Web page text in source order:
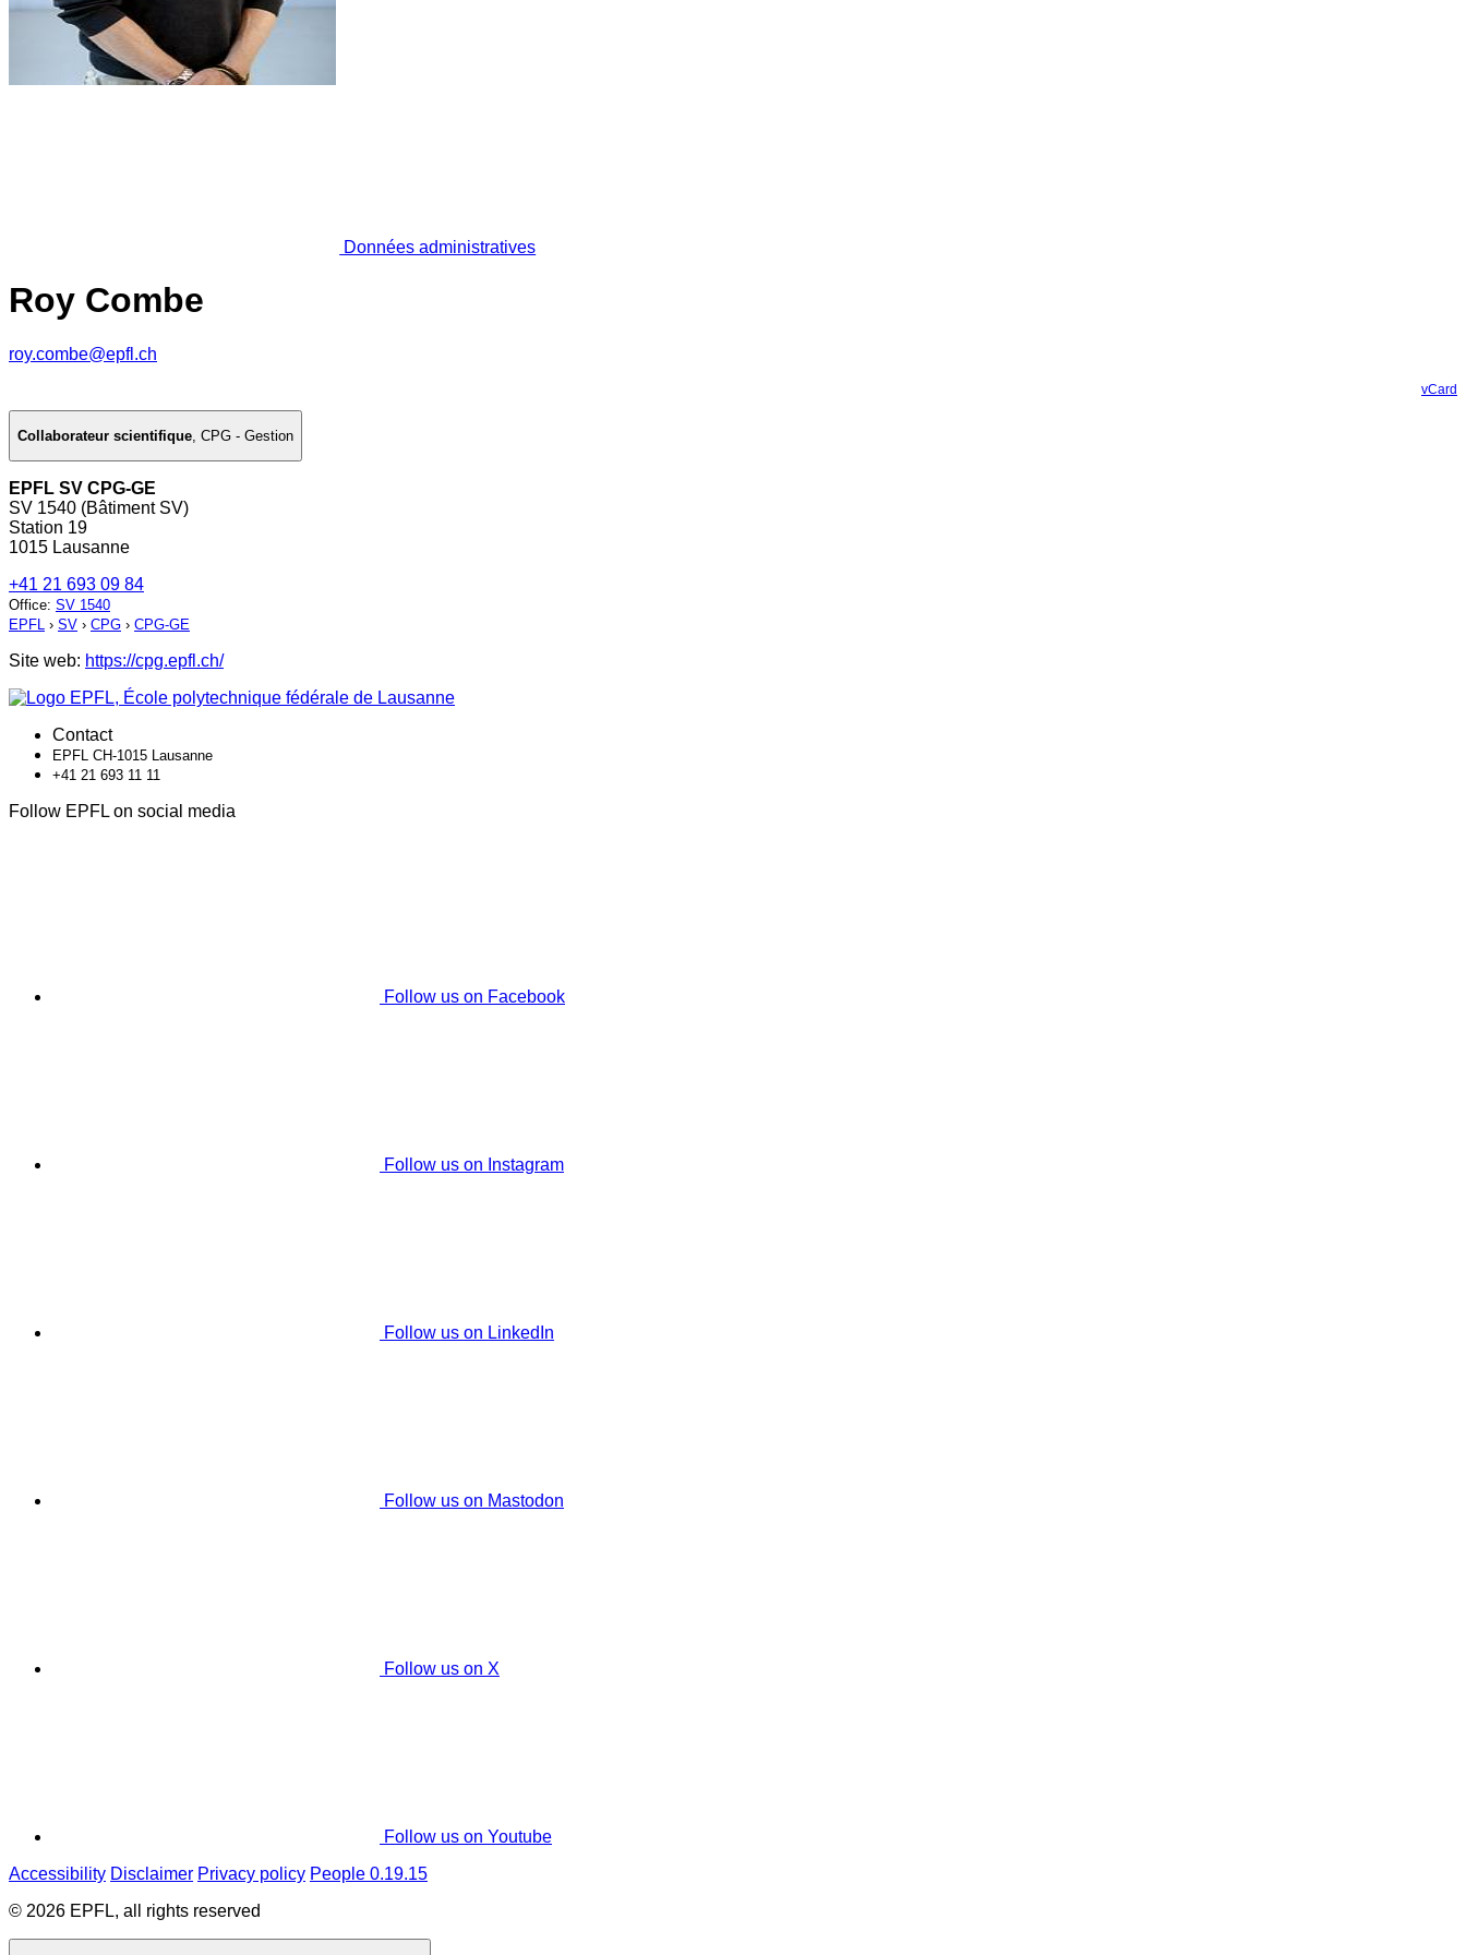
Données administratives
Roy Combe
roy.combe@epfl.ch
vCard
Collaborateur scientifique, CPG - Gestion
EPFL SV CPG-GE
SV 1540 (Bâtiment SV)
Station 19
1015 Lausanne
+41 21 693 09 84
Office: SV 1540
EPFL › SV › CPG › CPG-GE
Site web: https://cpg.epfl.ch/
Contact
EPFL CH-1015 Lausanne
+41 21 693 11 11
Follow EPFL on social media
Follow us on Facebook
Follow us on Instagram
Follow us on LinkedIn
Follow us on Mastodon
Follow us on X
Follow us on Youtube
Accessibility Disclaimer Privacy policy People 0.19.15
© 2026 EPFL, all rights reserved